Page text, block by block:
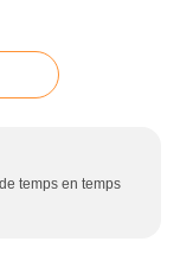
temps en temps